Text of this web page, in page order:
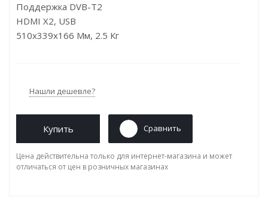
Поддержка DVB-T2
HDMI X2, USB
510x339x166 Мм, 2.5 Кг
Нашли дешевле?
Купить Сравнить
Цена действительна только для интернет-магазина и может
отличаться от цен в розничных магазинах